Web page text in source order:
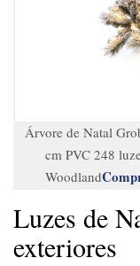
Árvore de Natal
cm PVC 248
Woodland
Luzes de
exteriores